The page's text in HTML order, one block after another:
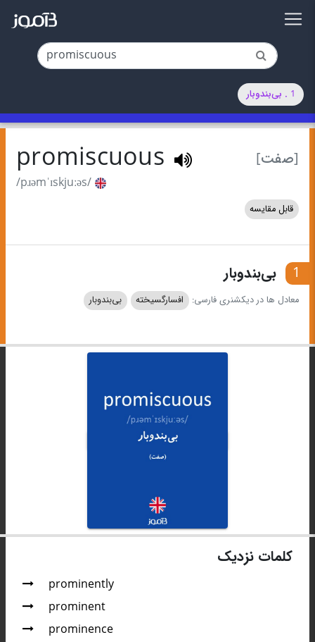
1 . بی‌بندوبار
[صفت] promiscuous
/pɹəmˈɪskjuːəs/
قابل مقایسه
1 بی‌بندوبار
معادل ها در دیکشنری فارسی: افسارگسیخته بی‌بندوبار
کلمات نزدیک
prominently
prominent
prominence